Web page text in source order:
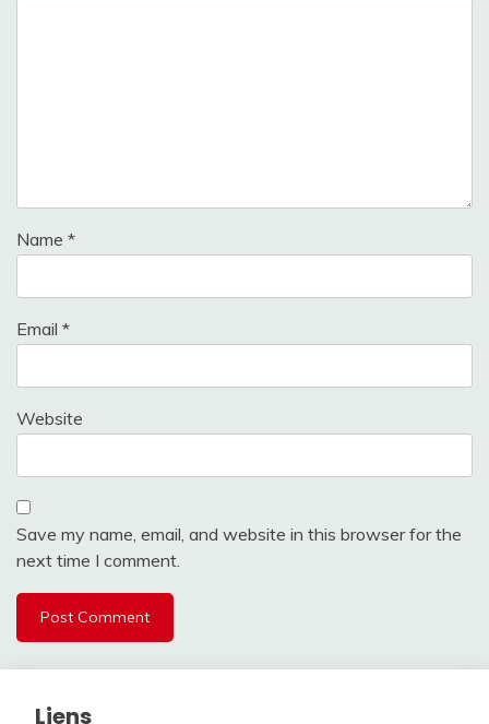
Name *
Email *
Website
Save my name, email, and website in this browser for the
next time I comment.
Liens